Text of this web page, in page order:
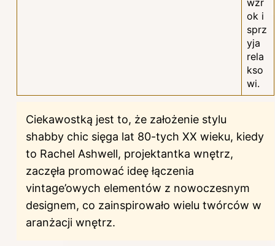
ok i
sprz
yja
rela
kso
wi.
Ciekawostką jest to, że założenie stylu
shabby chic sięga lat 80-tych XX wieku, kiedy
to Rachel Ashwell, projektantka wnętrz,
zaczęła promować ideę łączenia
vintage’owych elementów z nowoczesnym
designem, co zainspirowało wielu twórców w
aranżacji wnętrz.